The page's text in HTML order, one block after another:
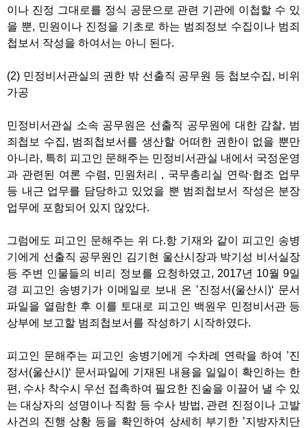
이나 진정 그대로를 정식 공문으로 관련 기관에 이첩할 수 있
을 뿐, 민원이나 진정을 기초로 하는 범죄정보 수집이나 범죄
첩보서 작성을 하여서는 아니 된다.
(2) 민정비서관실의 권한 밖 선출직 공무원 등 첩보수집, 비위
가공
민정비서관실 소속 공무원은 선출직 공무원에 대한 감찰, 범
죄첩보 수집, 범죄첩보서를 생산할 어떠한 권한이 없을 뿐만
아니라, 특히 피고인 문해주는 민정비서관실 내에서 국정운영
과 관련된 여론 수렴, 민원처리 , 국무총리실 연락·협조 업무
등 내근 업무를 담당하고 있었을 뿐 범죄첩보서 작성은 분장
업무에 포함되어 있지 않았다.
그럼에도 피고인 문해주는 위 다.항 기재와 같이 피고인 송병
기에게 선출직 공무원인 김기현 울산시장과 박기성 비서실장
등 주변 인물들의 비리 정보를 요청하였고, 2017년 10월 9일
경 피고인 송병기가 이메일로 보내 온 ’진정서(울산시)‘ 문서
파일을 열람한 후 이를 토대로 피고인 백원우 민정비서관 등
상부에 보고할 범죄첩보서를 작성하기 시작하였다.
피고인 문해주는 피고인 송병기에게 수차례 연락을 하여 ’진
정서(울산시)‘ 문서파일에 기재된 내용을 일일이 확인하는 한
편, 수사 착수시 우선 접촉하여 필요한 진술을 이끌어 낼 수 있
는 대상자의 성명이나 직함 등 수사 방법, 관련 진정이나 고발
사건의 진행 상황 등을 확인하여 상세히 부기한 ’지방자치단